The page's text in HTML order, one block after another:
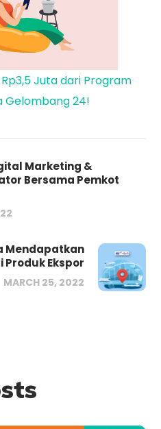
Juta dari Program
Gelombang 24!
Marketing &
Bersama Pemkot
Mendapatkan
Produk Ekspor
MARCH 25, 2022